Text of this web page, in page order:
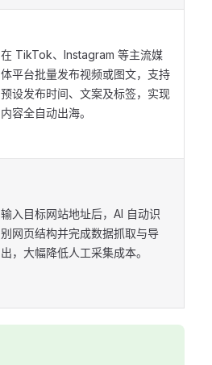
在 TikTok、Instagram 等主流媒
体平台批量发布视频或图文，支持
预设发布时间、文案及标签，实现
内容全自动出海。
输入目标网站地址后，AI 自动识
别网页结构并完成数据抓取与导
出，大幅降低人工采集成本。